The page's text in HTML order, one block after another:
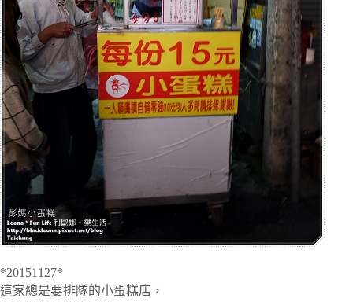
*20151127*
這家總是要排隊的小蛋糕店，